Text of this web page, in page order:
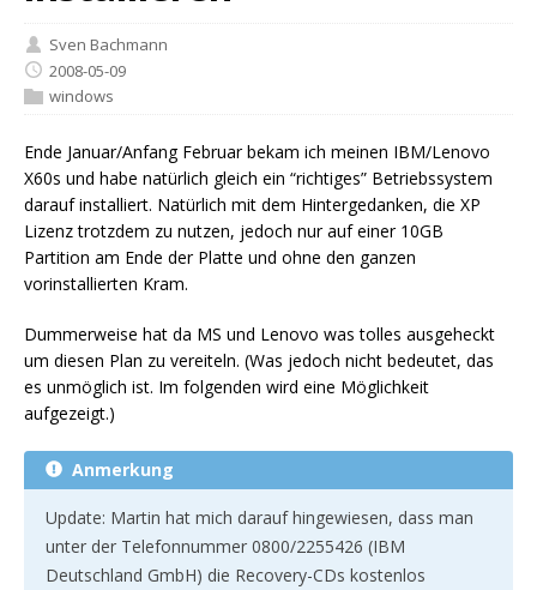
Sven Bachmann
2008-05-09
windows
Ende Januar/Anfang Februar bekam ich meinen IBM/Lenovo
X60s und habe natürlich gleich ein “richtiges” Betriebssystem
darauf installiert. Natürlich mit dem Hintergedanken, die XP
Lizenz trotzdem zu nutzen, jedoch nur auf einer 10GB
Partition am Ende der Platte und ohne den ganzen
vorinstallierten Kram.
Dummerweise hat da MS und Lenovo was tolles ausgeheckt
um diesen Plan zu vereiteln. (Was jedoch nicht bedeutet, das
es unmöglich ist. Im folgenden wird eine Möglichkeit
aufgezeigt.)
Anmerkung
Update: Martin hat mich darauf hingewiesen, dass man
unter der Telefonnummer 0800/2255426 (IBM
Deutschland GmbH) die Recovery-CDs kostenlos